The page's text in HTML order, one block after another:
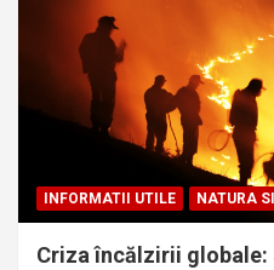
INFORMATII UTILE NATURA
Criza încălzirii globale: